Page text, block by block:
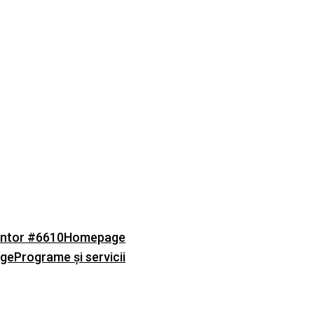
#6610Homepage
Programe și servicii